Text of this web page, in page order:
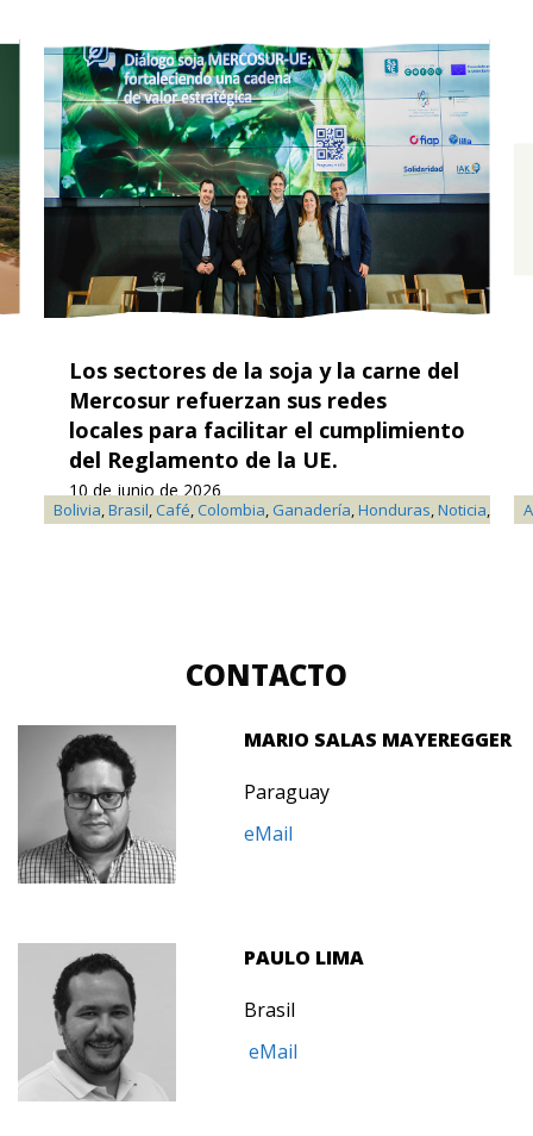
Bolivia,Brasil,Café,Colombia, Ganadería,Honduras,Noticia, Soja
Los sectores de la soja y la carne del
Mercosur refuerzan sus redes
locales para facilitar el cumplimiento
del Reglamento de la UE.
10 de junio de 2026
CONTACTO
MARIO SALAS MAYEREGGER
Paraguay
eMail
PAULO LIMA
Brasil
eMail